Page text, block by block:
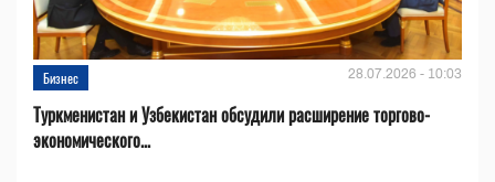
Бизнес 28.07.2026 - 10:03
Туркменистан и Узбекистан обсудили расширение торгово-
экономического...